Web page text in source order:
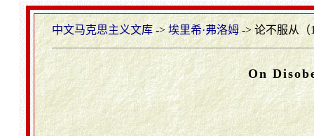
中文马克思主义文库-> 埃里希·弗洛姆-> 论不服从（
On